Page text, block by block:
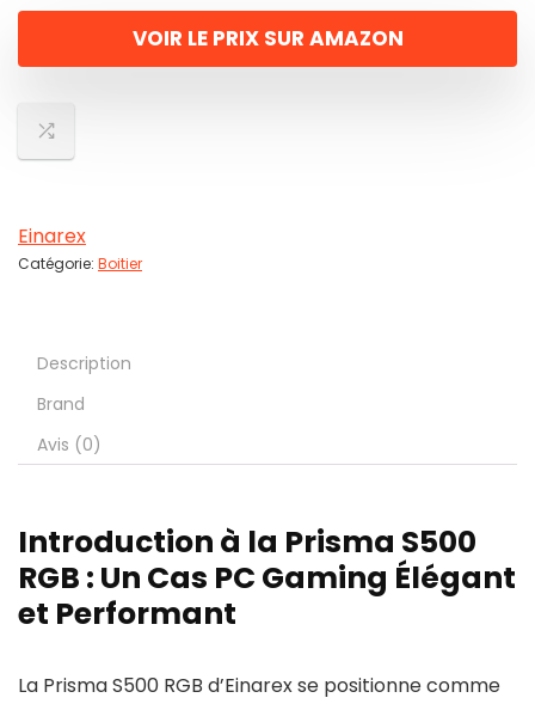
VOIR LE PRIX SUR AMAZON
Einarex
Catégorie: Boitier
Description
Brand
Avis (0)
Introduction à la Prisma S500
RGB : Un Cas PC Gaming Élégant
et Performant
La Prisma S500 RGB d’Einarex se positionne comme